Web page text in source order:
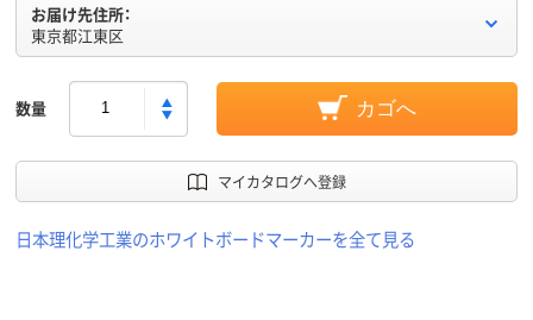
お届け先住所：
東京都江東区
数量 カゴへ
マイカタログへ登録
日本理化学工業のホワイトボードマーカーを全て見る